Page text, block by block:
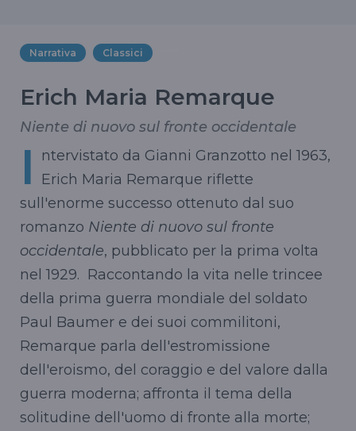
Narrativa Classici
Erich Maria Remarque
Niente di nuovo sul fronte occidentale
I ntervistato da Gianni Granzotto nel 1963,
Erich Maria Remarque riflette
sull'enorme successo ottenuto dal suo
romanzo Niente di nuovo sul fronte
occidentale, pubblicato per la prima volta
nel 1929. Raccontando la vita nelle trincee
della prima guerra mondiale del soldato
Paul Baumer e dei suoi commilitoni,
Remarque parla dell'estromissione
dell'eroismo, del coraggio e del valore dalla
guerra moderna; affronta il tema della
solitudine dell'uomo di fronte alla morte;